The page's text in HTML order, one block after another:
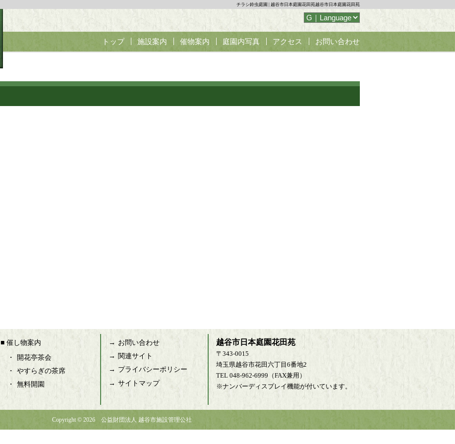
チラシ鈴虫庭園 | 越谷市日本庭園花田苑越谷市日本庭園花田苑
トップ 施設案内 催物案内 庭園内写真 アクセス お問い合わせ
■ 催し物案内
開花亭茶会
やすらぎの茶席
無料開園
お問い合わせ
関連サイト
プライバシーポリシー
サイトマップ
越谷市日本庭園花田苑
〒343-0015
埼玉県越谷市花田六丁目6番地2
TEL 048-962-6999（FAX兼用）
※ナンバーディスプレイ機能が付いています。
Copyright © 2026 公益財団法人 越谷市施設管理公社